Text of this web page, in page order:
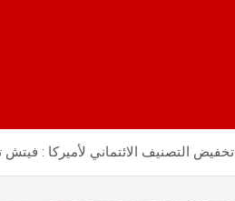
تخفيض التصنيف الائتماني لأميركا :